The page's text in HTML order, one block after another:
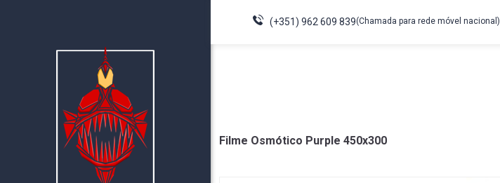
(+351) 962 609 839(Chamada para rede móvel nacional)
Filme Osmótico Purple 450x300